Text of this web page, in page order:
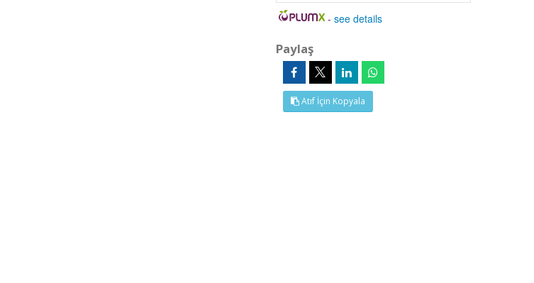
-see details
Paylaş
Atıf İçin Kopyala